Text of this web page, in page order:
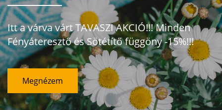
Itt a várva várt TAVASZI AKCIÓ!!! Minden
Fényáteresztő és Sötétítő függöny -15%!!!
Megnézem